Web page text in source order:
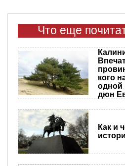
Что еще
кого
одной
дюн
Как и